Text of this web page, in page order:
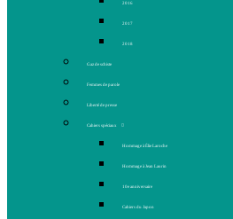
2016
2017
2018
Gaz de schiste
Femmes de parole
Liberté de presse
Cahiers spéciaux
Hommage à Élie Laroche
Hommage à Jean Laurin
10e anniversaire
Cahiers du Japon